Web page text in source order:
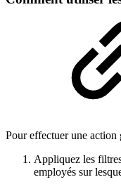
Pour effectuer une action
Appliquez les
employés sur